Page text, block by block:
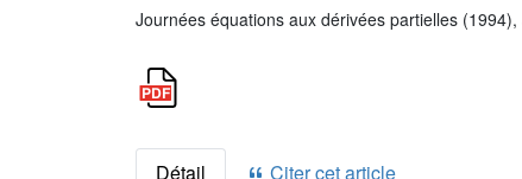
Journées équations aux dérivées partielles
Détail Citer cet article